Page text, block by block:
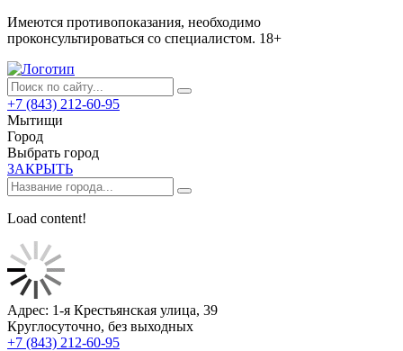
Имеются противопоказания, необходимо
проконсультироваться со специалистом. 18+
+7 (843) 212-60-95
Мытищи
Город
Выбрать город
ЗАКРЫТЬ
Load content!
Адрес: 1-я Крестьянская улица, 39
Круглосуточно, без выходных
+7 (843) 212-60-95